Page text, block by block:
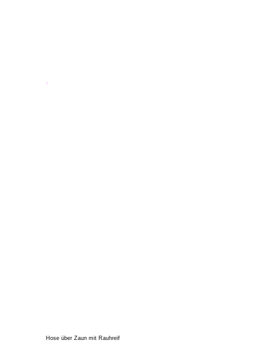
Hose über Zaun mit Rauhreif